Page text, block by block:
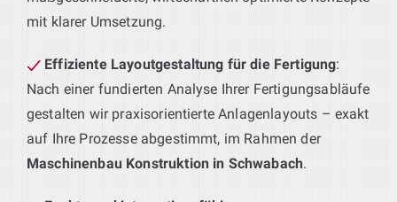
mit klarer Umsetzung.
Effiziente Layoutgestaltung für die Fertigung:
Nach einer fundierten Analyse Ihrer Fertigungsabläufe
gestalten wir praxisorientierte Anlagenlayouts – exakt
auf Ihre Prozesse abgestimmt, im Rahmen der
Maschinenbau Konstruktion in Schwabach.